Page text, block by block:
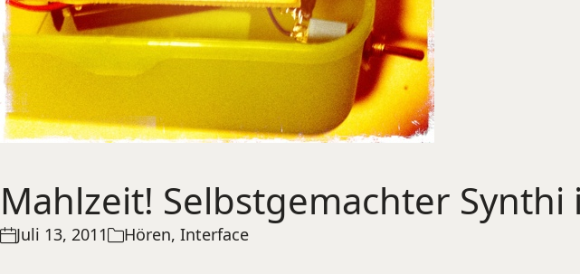
Mahlzeit! Selbstgemachter Synthi
Juli 13, 2011 Hören, Interface